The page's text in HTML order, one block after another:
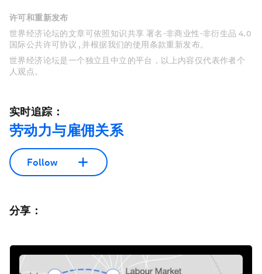
许可和重新发布
世界经济论坛的文章可依照知识共享 署名-非商业性-非衍生品 4.0
国际公共许可协议 , 并根据我们的使用条款重新发布。
世界经济论坛是一个独立且中立的平台，以上内容仅代表作者个
人观点。
实时追踪：
劳动力与雇佣关系
Follow
分享：